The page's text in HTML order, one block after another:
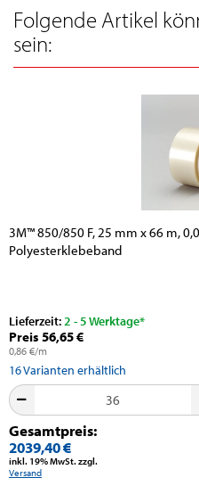
Folgende Artikel
sein:
3M™ 850/850 F, 25 mm x 66 m,
Polyesterklebeband
Lieferzeit:2 - 5 Werktage*
Preis 56,65 €
0,86 €/m
16Varianten erhältlich
Gesamtpreis:
2039,40 €
inkl. 19% MwSt. zzgl.
Versand